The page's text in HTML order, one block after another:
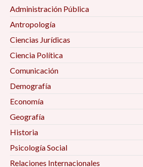
Administración Pública
Antropología
Ciencias Jurídicas
Ciencia Política
Comunicación
Demografía
Economía
Geografía
Historia
Psicología Social
Relaciones Internacionales